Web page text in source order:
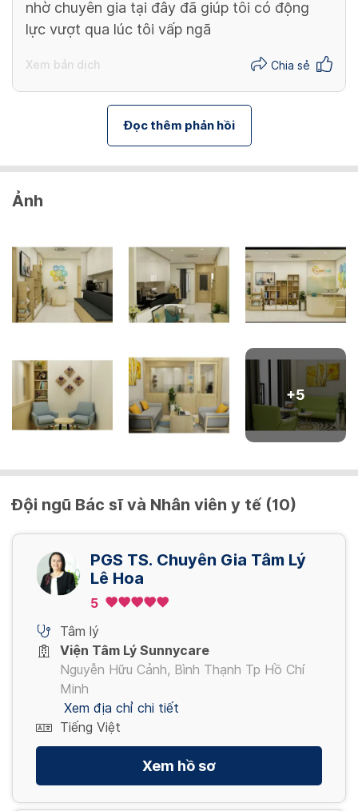
nhờ chuyên gia tại đây đã giúp tôi có động
lực vượt qua lúc tôi vấp ngã
Xem bản dịch Chia sẻ
Đọc thêm phản hồi
Ảnh
+5
Đội ngũ Bác sĩ và Nhân viên y tế (10)
PGS TS. Chuyên Gia Tâm Lý
Lê Hoa
5
Tâm lý
Viện Tâm Lý Sunnycare
Nguyễn Hữu Cảnh, Bình Thạnh Tp Hồ Chí
Minh
Xem địa chỉ chi tiết
Tiếng Việt
Xem hồ sơ